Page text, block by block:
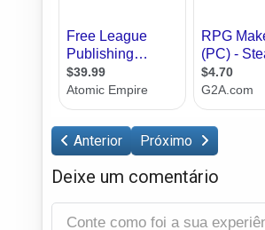
Anterior Próximo
Deixe um comentário